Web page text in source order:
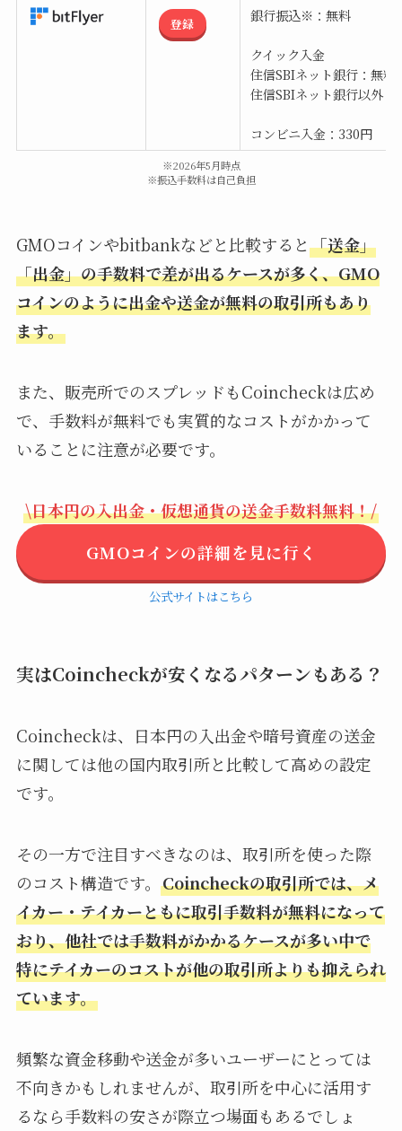
登録 銀行振込※：無料
クイック入金
住信SBIネット銀行：無料
住信SBIネット銀行以外：
コンビニ入金：330円
※2026年5月時点
※振込手数料は自己負担
GMOコインやbitbankなどと比較すると 「送金」
「出金」の手数料で差が出るケースが多く、GMO
コインのように出金や送金が無料の取引所もあり
ます。
また、販売所でのスプレッドもCoincheckは広め
で、手数料が無料でも実質的なコストがかかって
いることに注意が必要です。
\日本円の入出金・仮想通貨の送金手数料無料！/
GMOコインの詳細を見に行く
公式サイトはこちら
実はCoincheckが安くなるパターンもある？
Coincheckは、日本円の入出金や暗号資産の送金
に関しては他の国内取引所と比較して高めの設定
です。
その一方で注目すべきなのは、取引所を使った際
のコスト構造です。 Coincheckの取引所では、メ
イカー・テイカーともに取引手数料が無料になって
おり、他社では手数料がかかるケースが多い中で
特にテイカーのコストが他の取引所よりも抑えられ
ています。
頻繁な資金移動や送金が多いユーザーにとっては
不向きかもしれませんが、取引所を中心に活用す
るなら手数料の安さが際立つ場面もあるでしょ